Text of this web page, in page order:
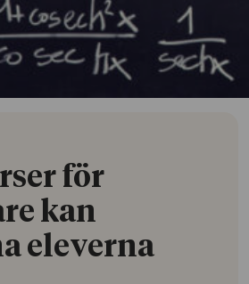
för
kan
eleverna